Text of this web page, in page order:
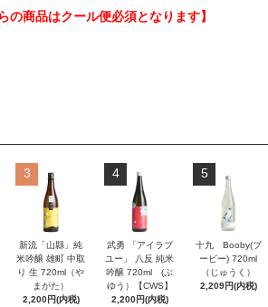
の商品はクール便必須となります】
3
新流「山縣」純
米吟醸 雄町 中取
り 生 720ml（や
まがた）
2,200円(内税)
4
武勇 「アイラブ
ユー」 八反 純米
吟醸 720ml (ぶ
ゆう）【CWS】
2,200円(内税)
5
十九 Booby(ブ
ービー) 720ml
（じゅうく）
2,209円(内税)